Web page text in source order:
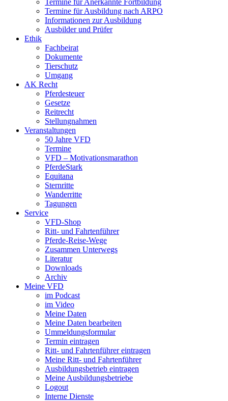
Termine für Anerkannte Fortbildung
Termine für Ausbildung nach ARPO
Informationen zur Ausbildung
Ausbilder und Prüfer
Ethik
Fachbeirat
Dokumente
Tierschutz
Umgang
AK Recht
Pferdesteuer
Gesetze
Reitrecht
Stellungnahmen
Veranstaltungen
50 Jahre VFD
Termine
VFD – Motivationsmarathon
PferdeStark
Equitana
Sternritte
Wanderritte
Tagungen
Service
VFD-Shop
Ritt- und Fahrtenführer
Pferde-Reise-Wege
Zusammen Unterwegs
Literatur
Downloads
Archiv
Meine VFD
im Podcast
im Video
Meine Daten
Meine Daten bearbeiten
Ummeldungsformular
Termin eintragen
Ritt- und Fahrtenführer eintragen
Meine Ritt- und Fahrtenführer
Ausbildungsbetrieb eintragen
Meine Ausbildungsbetriebe
Logout
Interne Dienste